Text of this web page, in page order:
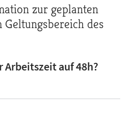
zur geplanten
Geltungsbereich des
Arbeitszeit auf 48h?